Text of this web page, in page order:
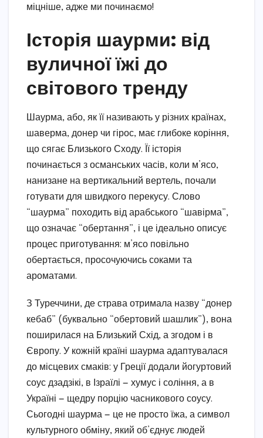
міцніше, адже ми починаємо!
Історія шаурми: від
вуличної їжі до
світового тренду
Шаурма, або, як її називають у різних країнах,
шаверма, донер чи гірос, має глибоке коріння,
що сягає Близького Сходу. Її історія
починається з османських часів, коли м’ясо,
нанизане на вертикальний вертель, почали
готувати для швидкого перекусу. Слово
“шаурма” походить від арабського “шавірма”,
що означає “обертання”, і це ідеально описує
процес приготування: м’ясо повільно
обертається, просочуючись соками та
ароматами.
З Туреччини, де страва отримала назву “донер
кебаб” (буквально “обертовий шашлик”), вона
поширилася на Близький Схід, а згодом і в
Європу. У кожній країні шаурма адаптувалася
до місцевих смаків: у Греції додали йогуртовий
соус дзадзікі, в Ізраїлі — хумус і соління, а в
Україні — щедру порцію часникового соусу.
Сьогодні шаурма — це не просто їжа, а символ
культурного обміну, який об’єднує людей